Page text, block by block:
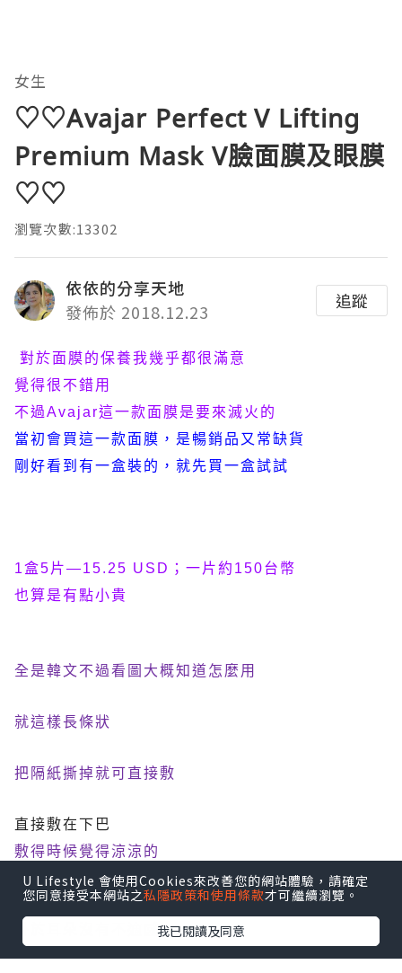
女生
♡♡Avajar Perfect V Lifting
Premium Mask V臉面膜及眼膜
♡♡
瀏覽次數:13302
依依的分享天地
發佈於 2018.12.23
追蹤
對於面膜的保養我幾乎都很滿意
覺得很不錯用
不過Avajar這一款面膜是要來滅火的
當初會買這一款面膜 ， 是暢銷品又常缺貨
剛好看到有一盒裝的 ， 就先買一盒試試
1盒5片—15.25 USD；一片約150台幣
也算是有點小貴
全是韓文不過看圖大概知道怎麼用
U Lifestyle 會使用Cookies來改善您的網站體驗，請確定
您同意接受本網站之私隱政策和使用條款才可繼續瀏覽。
我已閱讀及同意